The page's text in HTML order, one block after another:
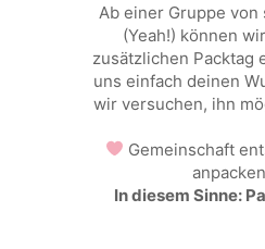
Ab einer Gruppe von
(Yeah!) können
zusätzlichen Packtag
uns einfach deinen
wir versuchen, ihn
Gemeinschaft
In diesem Sinne: